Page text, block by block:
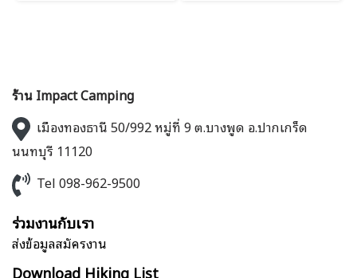
ร้าน Impact Camping
เมืองทองธานี 50/992 หมู่ที่ 9 ต.บางพูด อ.ปากเกร็ด
นนทบุรี 11120
Tel 098-962-9500
ร่วมงานกับเรา
ส่งข้อมูลสมัครงาน
Download Hiking List